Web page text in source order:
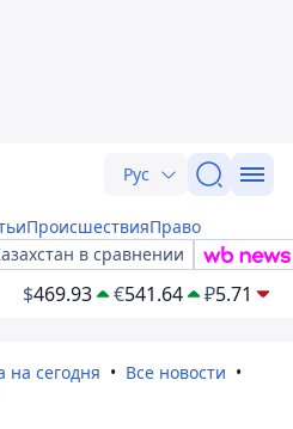
Рус
ПроисшествияПраво
в сравнении
$469.93 €541.64 ₽5.71
на сегодня
Все новости